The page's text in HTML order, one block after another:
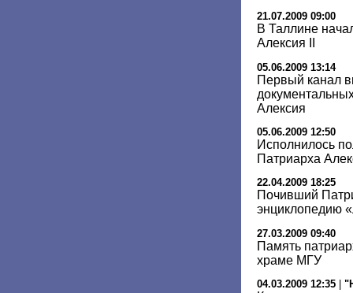
21.07.2009 09:00
В Таллине
Алексия II
05.06.2009 13:14
Первый канал
Алексия
05.06.2009 12:50
Исполнилось
Патриарха
22.04.2009 18:25
Почивший
энциклопедию
27.03.2009 09:40
Память
храме МГУ
04.03.2009 12:35